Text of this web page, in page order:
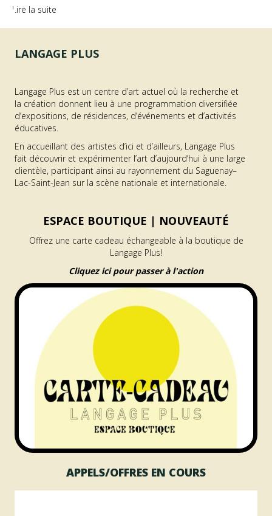
Lire la suite
LANGAGE PLUS
Langage Plus est un centre d’art actuel où la recherche et
la création donnent lieu à une programmation diversifiée
d’expositions, de résidences, d’événements et d’activités
éducatives.
En accueillant des artistes d’ici et d’ailleurs, Langage Plus
fait découvrir et expérimenter l’art d’aujourd’hui à une large
clientèle, participant ainsi au rayonnement du Saguenay–
Lac-Saint-Jean sur la scène nationale et internationale.
ESPACE BOUTIQUE | NOUVEAUTÉ
Offrez une carte cadeau échangeable à la boutique de
Langage Plus!
Cliquez ici pour passer à l'action
APPELS/OFFRES EN COURS